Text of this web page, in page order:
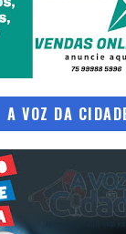
A VOZ DA